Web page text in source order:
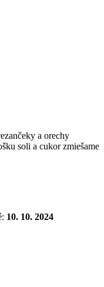
a orechy
soli a cukor zmiešame
10. 10. 2024